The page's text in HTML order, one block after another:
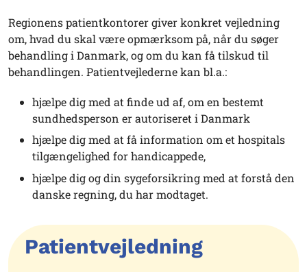
Regionens patientkontorer giver konkret vejledning
om, hvad du skal være opmærksom på, når du søger
behandling i Danmark, og om du kan få tilskud til
behandlingen. Patientvejlederne kan bl.a.:
hjælpe dig med at finde ud af, om en bestemt
sundhedsperson er autoriseret i Danmark
hjælpe dig med at få information om et hospitals
tilgængelighed for handicappede,
hjælpe dig og din sygeforsikring med at forstå den
danske regning, du har modtaget.
Patientvejledning